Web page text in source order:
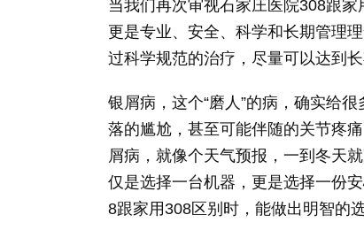
当我们再次审视石家庄医院308跟
更是专业、安全、科学和长期管理
过科学规范的治疗，尽量可以达到
银屑病，这个“磨人”的病，确实给
落的尴尬，甚至可能伴随的关节疼
屑病，就像个天气预报，一到冬天
仅是选择一台机器，更是选择一份
8跟家用308区别时，能做出明智的选